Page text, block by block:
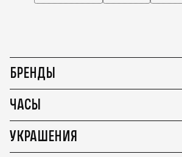
БРЕНДЫ
ЧАСЫ
УКРАШЕНИЯ